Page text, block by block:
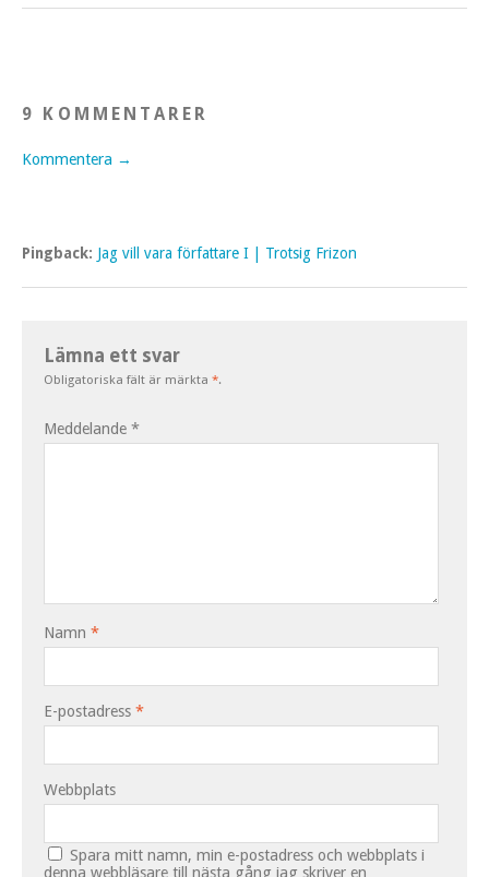
9 KOMMENTARER
Kommentera →
Pingback: Jag vill vara författare I | Trotsig Frizon
Lämna ett svar
Obligatoriska fält är märkta *.
Meddelande *
Namn *
E-postadress *
Webbplats
Spara mitt namn, min e-postadress och webbplats i
denna webbläsare till nästa gång jag skriver en